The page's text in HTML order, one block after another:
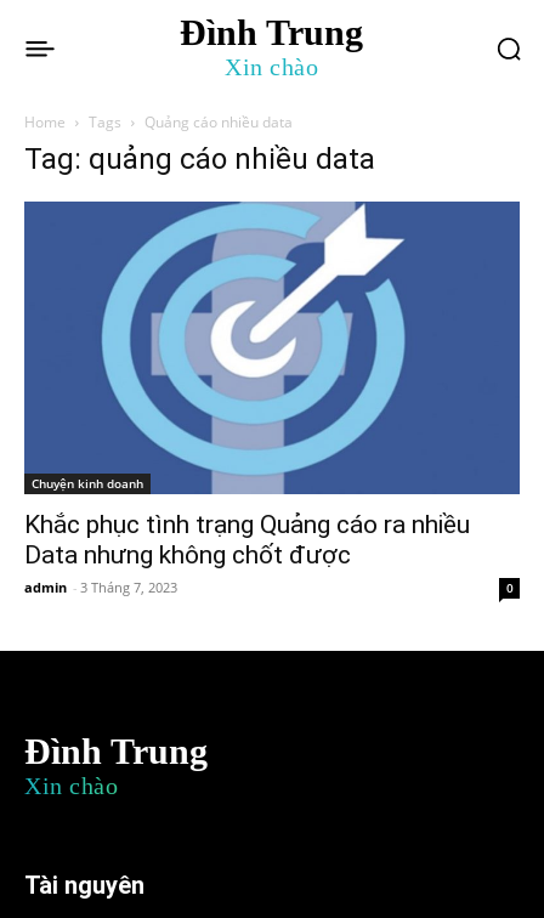
Đình Trung
Xin chào
Home Tags Quảng cáo nhiều data
Tag: quảng cáo nhiều data
Chuyện kinh doanh
Khắc phục tình trạng Quảng cáo ra nhiều
Data nhưng không chốt được
admin - 3 Tháng 7, 2023 0
Đình Trung
Xin chào
Tài nguyên